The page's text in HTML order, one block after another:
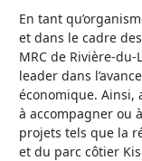
En tant
et dans le cadre
MRC de Rivière-
leader dans
économique. Ainsi,
à accompagner ou
projets tels que la
et du parc côtier